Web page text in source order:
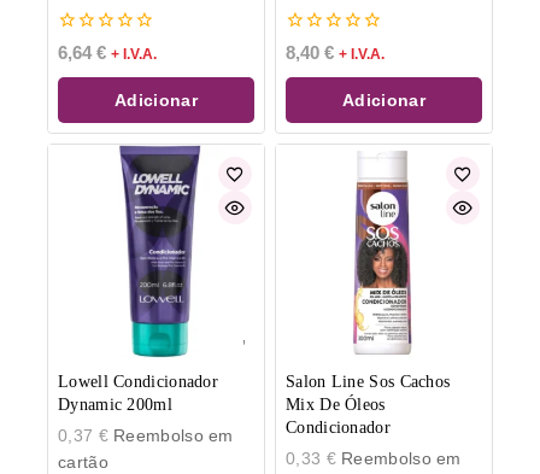
0
de
5
6,64€ + I.V.A.
Adicionar
0
de
5
8,40 € + I.V.A.
Adicionar
Lowell Condicionador
Dynamic 200ml
0,37 €Reembolso em
cartão
Salon Line Sos Cachos
Mix De Óleos
Condicionador
0,33 €Reembolso em